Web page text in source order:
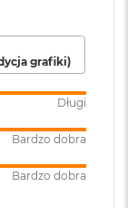
nowszy
systemu
grafiki)
Długi
Bardzo dobra
Bardzo dobra